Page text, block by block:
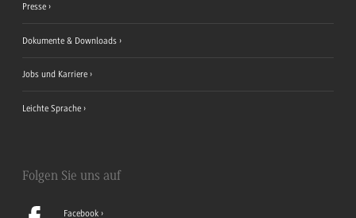
Presse
Dokumente & Downloads
Jobs und Karriere
Leichte Sprache
Folgen Sie uns auf
Facebook